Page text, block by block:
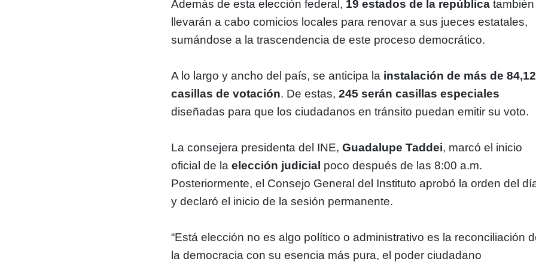
Además de esta elección federal, 19 estados de la república también
llevarán a cabo comicios locales para renovar a sus jueces estatales,
sumándose a la trascendencia de este proceso democrático.
A lo largo y ancho del país, se anticipa la instalación de más de
casillas de votación. De estas,245 serán casillas especiales
diseñadas para que los ciudadanos en tránsito puedan emitir su voto.
La consejera presidenta del INE,Guadalupe Taddei, marcó el inicio
oficial de laelección judicial poco después de las 8:00 a.m.
Posteriormente, el Consejo General del Instituto aprobó la orden del
y declaró el inicio de la sesión permanente.
“Está elección no es algo político o administrativo es la reconciliación
la democracia con su esencia más pura, el poder ciudadano